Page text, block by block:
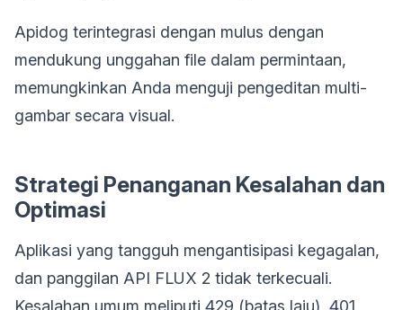
Apidog terintegrasi dengan mulus dengan
mendukung unggahan file dalam permintaan,
memungkinkan Anda menguji pengeditan multi-
gambar secara visual.
Strategi Penanganan Kesalahan dan
Optimasi
Aplikasi yang tangguh mengantisipasi kegagalan,
dan panggilan API FLUX 2 tidak terkecuali.
Kesalahan umum meliputi 429 (batas laju), 401